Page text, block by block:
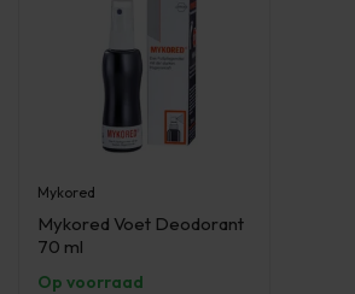
Mykored
Mykored Voet Deodorant
70 ml
Op voorraad